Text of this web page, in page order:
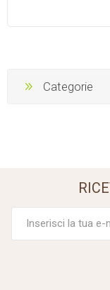
Categorie